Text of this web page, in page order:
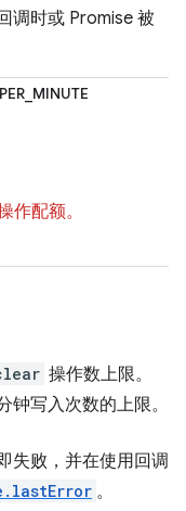
调时或 Promise 被
配额。
操作数上限。
钟写入次数的上限。
失败，并在使用回调
。